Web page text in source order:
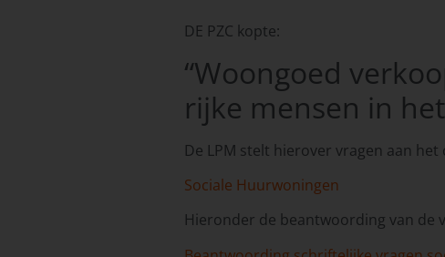
DE PZC kopte:
“Woongoed
rijke mensen in
De LPM stelt hierover vragen aan het
Sociale Huurwoningen
Hieronder de beantwoording van de